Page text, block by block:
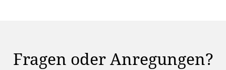
Fragen oder Anregungen?